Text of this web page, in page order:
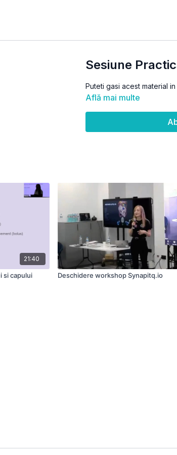
Sesiune
Puteti gasi acest material
Află mai multe
21:40
si capului Deschidere workshop Synapitq.io